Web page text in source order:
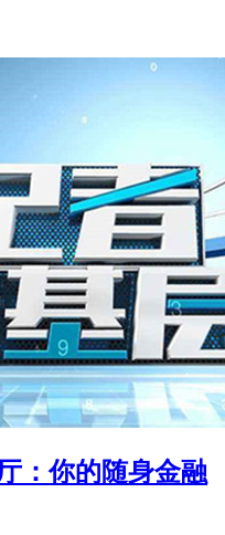
：你的随身金融